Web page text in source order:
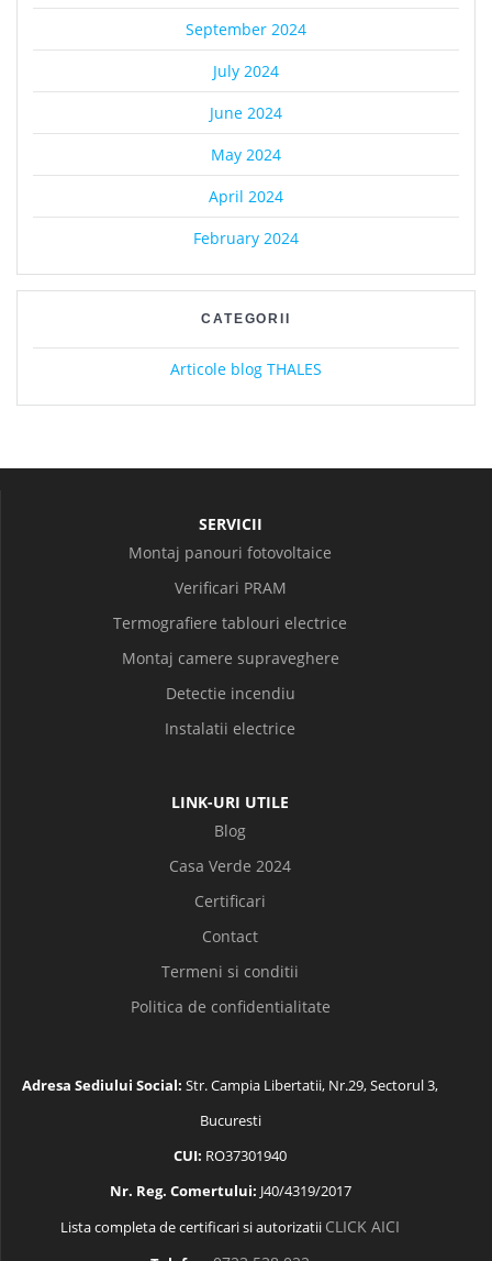
September 2024
July 2024
June 2024
May 2024
April 2024
February 2024
CATEGORII
Articole blog THALES
SERVICII
Montaj panouri fotovoltaice
Verificari PRAM
Termografiere tablouri electrice
Montaj camere supraveghere
Detectie incendiu
Instalatii electrice
LINK-URI UTILE
Blog
Casa Verde 2024
Certificari
Contact
Termeni si conditii
Politica de confidentialitate
Adresa Sediului Social: Str. Campia Libertatii, Nr.29, Sectorul 3,
Bucuresti
CUI: RO37301940
Nr. Reg. Comertului: J40/4319/2017
Lista completa de certificari si autorizatii CLICK AICI